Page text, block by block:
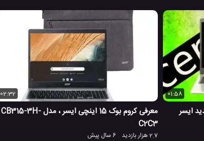
01:58
ایسر
02:32
معرفی کروم بوک 15 اینچی ایسر ، مدل CB315-3H-
C2C3
2.7 هزار بازدید 6 سال پیش